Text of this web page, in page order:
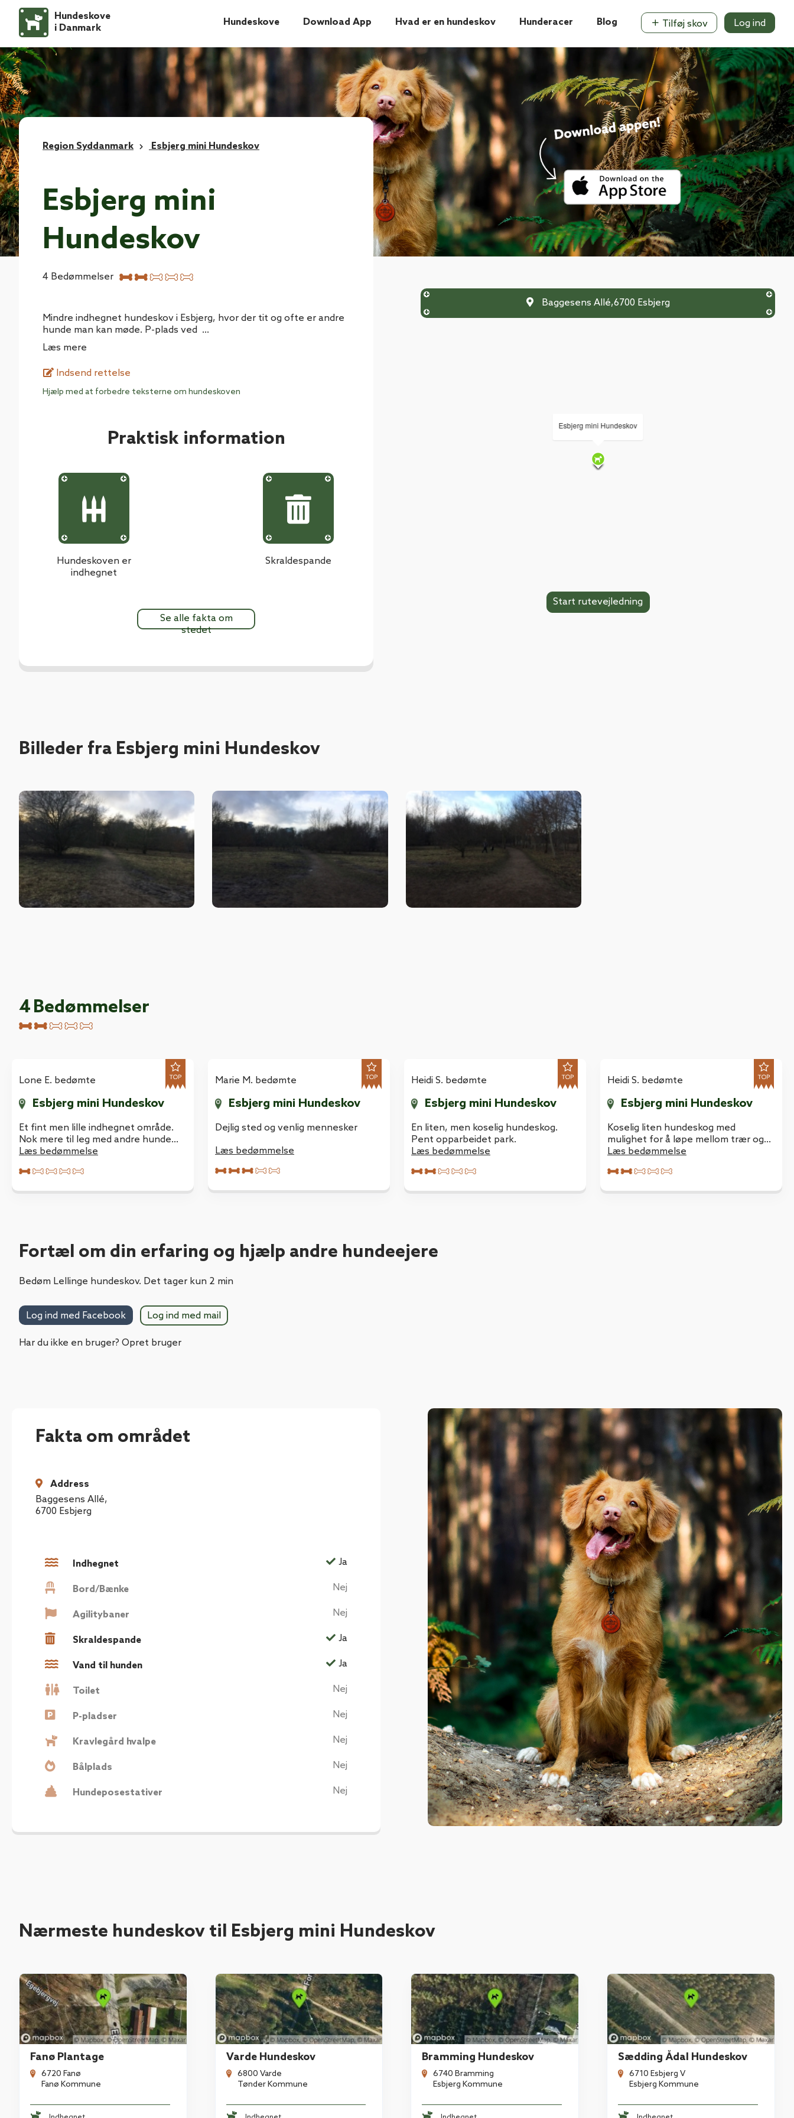
Hundeskove
i Danmark
Hundeskove Download App Hvad er en hundeskov Hunderacer Blog Tilføj skov Log ind
Region Syddanmark Esbjerg mini Hundeskov
Esbjerg mini
Hundeskov
4 Bedømmelser
Mindre indhegnet hundeskov i Esbjerg, hvor der tit og ofte er andre
hunde man kan møde. P-plads ved ...
Læs mere
Indsend rettelse
Hjælp med at forbedre teksterne om hundeskoven
Praktisk information
Hundeskoven er
indhegnet
Skraldespande
Se alle fakta om
stedet
Baggesens Allé,6700 Esbjerg
Esbjerg mini Hundeskov
Billeder fra Esbjerg mini Hundeskov
4Bedømmelser
Lone E. bedømte
Esbjerg mini Hundeskov
Et fint men lille indhegnet område.
Nok mere til leg med andre hunde
end lang gå-tur.
Læs bedømmelse
Marie M. bedømte
Esbjerg mini Hundeskov
Dejlig sted og venlig mennesker
Læs bedømmelse
Heidi S. bedømte
Esbjerg mini Hundeskov
En liten, men koselig hundeskog.
Pent opparbeidet park.
Læs bedømmelse
Heidi S. bedømte
Esbjerg mini Hundeskov
Koselig liten hundeskog med
mulighet for å løpe mellom trær og
busker. Hyggelig område.
Læs bedømmelse
Fortæl om din erfaring og hjælp andre hundeejere
Bedøm Lellinge hundeskov. Det tager kun 2 min
Log ind med Facebook Log ind med mail
Har du ikke en bruger? Opret bruger
Fakta om området
Address
Baggesens Allé,
6700 Esbjerg
Indhegnet Ja
Bord/Bænke Nej
Agilitybaner Nej
Skraldespande Ja
Vand til hunden Ja
Toilet Nej
P-pladser Nej
Kravlegård hvalpe Nej
Bålplads Nej
Hundeposestativer Nej
Nærmeste hundeskov til Esbjerg mini Hundeskov
Fanø Plantage
6720 Fanø
Fanø Kommune
Varde Hundeskov
6800 Varde
Tønder Kommune
Bramming Hundeskov
6740 Bramming
Esbjerg Kommune
Sædding Ådal Hundeskov
6710 Esbjerg V
Esbjerg Kommune